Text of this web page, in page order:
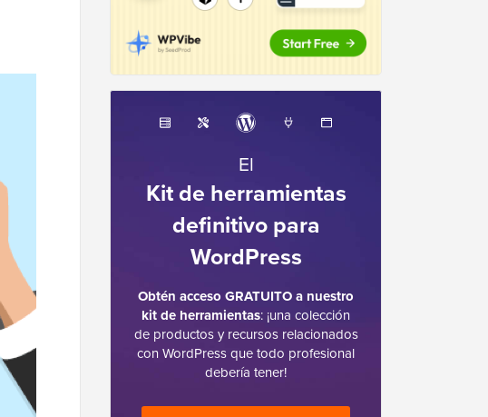
El
Kit de herramientas
definitivo para
WordPress
Obtén acceso GRATUITO a nuestro
kit de herramientas: ¡una colección
de productos y recursos relacionados
con WordPress que todo profesional
debería tener!